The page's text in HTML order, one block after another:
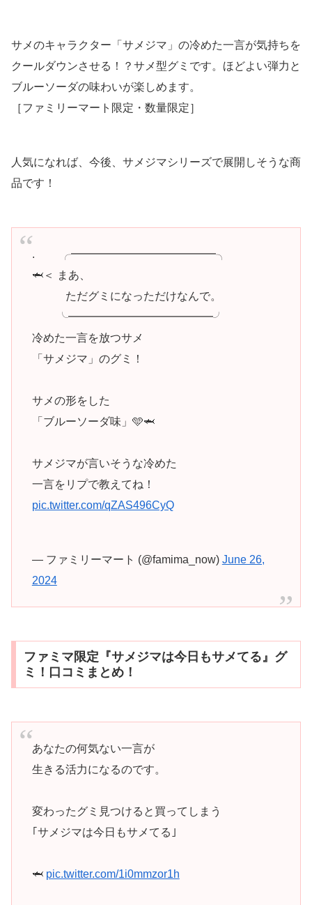
サメのキャラクター「サメジマ」の冷めた一言が気持ちを
クールダウンさせる！？サメ型グミです。ほどよい弾力と
ブルーソーダの味わいが楽しめます。
［ファミリーマート限定・数量限定］
人気になれば、今後、サメジマシリーズで展開しそうな商
品です！
. ╭━━━━━━━━━━━━━╮
🦈＜ まあ、
ただグミになっただけなんで。
╰━━━━━━━━━━━━━╯
冷めた一言を放つサメ
「サメジマ」のグミ！
サメの形をした
「ブルーソーダ味」🩵🦈
サメジマが言いそうな冷めた
一言をリプで教えてね！
pic.twitter.com/qZAS496CyQ
— ファミリーマート (@famima_now) June 26,
2024
ファミマ限定『サメジマは今日もサメてる』グ
ミ！口コミまとめ！
あなたの何気ない一言が
生きる活力になるのです。
変わったグミ見つけると買ってしまう
｢サメジマは今日もサメてる｣
🦈 pic.twitter.com/1i0mmzor1h